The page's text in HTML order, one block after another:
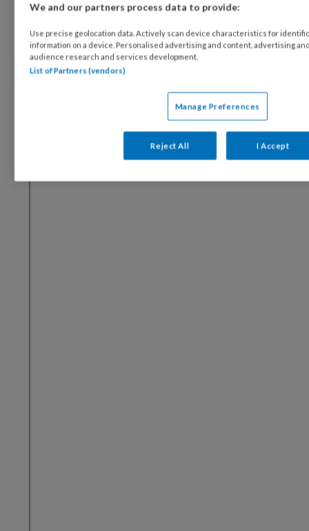
We and our partners process data to provide:
Use precise geolocation data. Actively scan device characteristics for
information on a device. Personalised advertising and content, advertising
audience research and services development.
List of Partners (vendors)
Manage Preferences
Reject All I Accept